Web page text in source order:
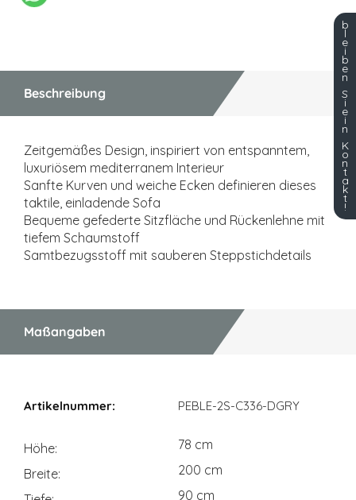
Beschreibung
Zeitgemäßes Design, inspiriert von entspanntem,
luxuriösem mediterranem Interieur
Sanfte Kurven und weiche Ecken definieren dieses
taktile, einladende Sofa
Bequeme gefederte Sitzfläche und Rückenlehne mit
tiefem Schaumstoff
Samtbezugsstoff mit sauberen Steppstichdetails
Maßangaben
PEBLE-2S-C336-DGRY
Höhe
78 cm
Breite
200 cm
90 cm
b
l
e
i
b
e
n
S
i
e
i
n
K
o
n
t
a
k
t
!